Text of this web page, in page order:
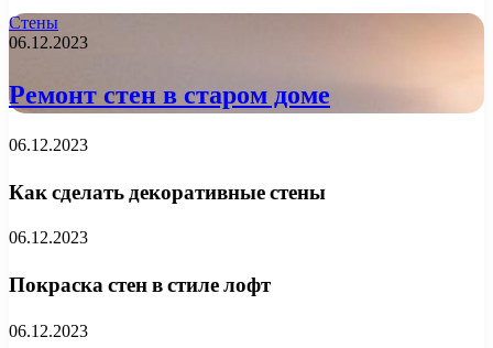
Стены
06.12.2023
Ремонт стен в старом доме
06.12.2023
Как сделать декоративные стены
06.12.2023
Покраска стен в стиле лофт
06.12.2023